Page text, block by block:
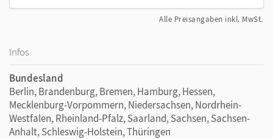
Alle Preisangaben inkl. MwSt.
Infos
Bundesland
Berlin, Brandenburg, Bremen, Hamburg, Hessen,
Mecklenburg-Vorpommern, Niedersachsen, Nordrhein-
Westfalen, Rheinland-Pfalz, Saarland, Sachsen, Sachsen-
Anhalt, Schleswig-Holstein, Thüringen